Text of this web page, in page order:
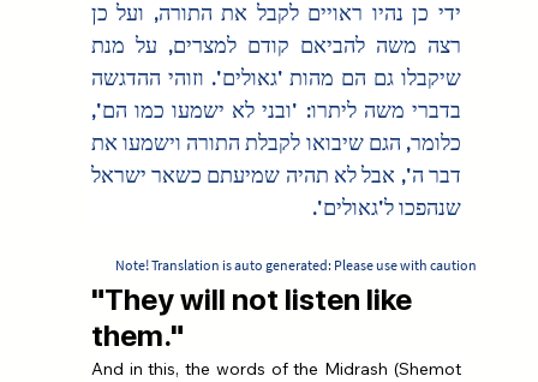
שנהפכו ל'גאולים'.
Note! Translation is auto generated: Please use with caution
"They will not listen like
them."
And in this, the words of the Midrash (Shemot